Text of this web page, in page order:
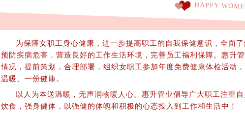
HAPPY
为保障女职工身心健康，进一步提高职工的自我保健意识，全面了
预防疾病危害，营造良好的工作生活环境，完善员工福利保障。惠升
情况，提前策划，合理部署，组织女职工参加年度免费健康体检活动
温暖、一份健康。
以人为本送温暖，无声润物暖人心。惠升管业倡导广大职工注重
饮食，强身健体，以强健的体魄和积极的心态投入到工作和生活中！